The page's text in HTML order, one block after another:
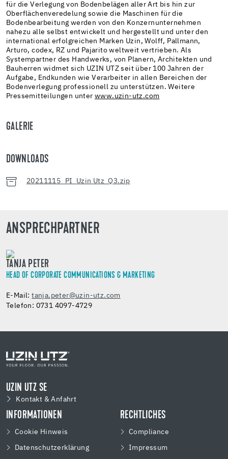
für die Verlegung von Bodenbelägen aller Art bis hin zur
Oberflächenveredelung sowie die Maschinen für die
Bodenbearbeitung werden von den Konzernunternehmen
nahezu alle selbst entwickelt und hergestellt und unter den
international erfolgreichen Marken Uzin, Wolff, Pallmann,
Arturo, codex, RZ und Pajarito weltweit vertrieben. Als
Systempartner des Handwerks, von Planern, Architekten und
Bauherren widmet sich UZIN UTZ seit über 100 Jahren der
Aufgabe, Endkunden wie Verarbeiter in allen Bereichen der
Bodenverlegung professionell zu unterstützen. Weitere
Pressemitteilungen unter www.uzin-utz.com
GALERIE
DOWNLOADS
20211115_PI_Uzin Utz_Q3.zip
ANSPRECHPARTNER
TANJA PETER
HEAD OF CORPORATE COMMUNICATIONS & MARKETING
E-Mail:tanja.peter@uzin-utz.com
Telefon: 0731 4097-4729
UZIN UTZ SE
Kontakt & Anfahrt
INFORMATIONEN
Cookie Hinweis
Datenschutzerklärung
RECHTLICHES
Compliance
Impressum